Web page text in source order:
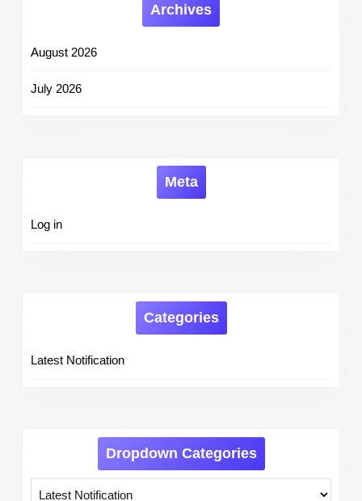
Archives
August 2026
July 2026
Meta
Log in
Categories
Latest Notification
Dropdown Categories